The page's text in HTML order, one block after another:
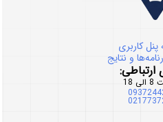
پنل کاربری
و نتایج
ارتباطی:
18